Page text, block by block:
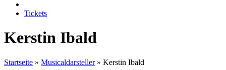
Tickets
Kerstin Ibald
Startseite » Musicaldarsteller» Kerstin Ibald